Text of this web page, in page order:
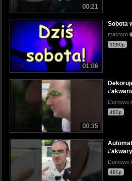
00:21
01:06
Sobota
mastorn
1080p
00:35
Domowe
480p
Domowe
480p